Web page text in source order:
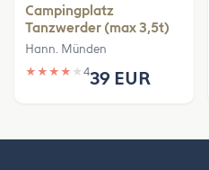
Campingplatz
Tanzwerder (max 3,5t)
Hann. Münden
★ ★ ★ ★ ★ 439 EUR